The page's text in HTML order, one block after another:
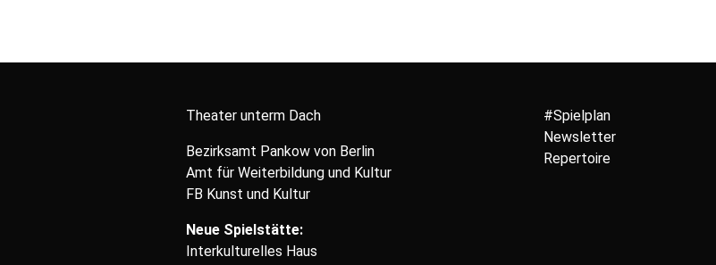
Theater unterm Dach
Bezirksamt Pankow von Berlin
Amt für Weiterbildung und Kultur
FB Kunst und Kultur
Neue Spielstätte:
Interkulturelles Haus
#Spielplan
Newsletter
Repertoire